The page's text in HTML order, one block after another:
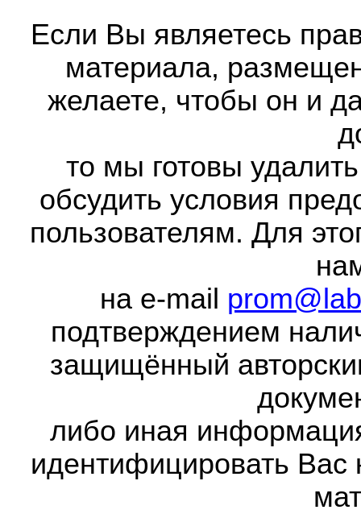
Если Вы являетесь
материала,
желаете, чтобы он и
то мы готовы
обсудить условия
пользователям. Для
на e-mail
подтверждением
защищённый
либо иная
идентифицировать Вас